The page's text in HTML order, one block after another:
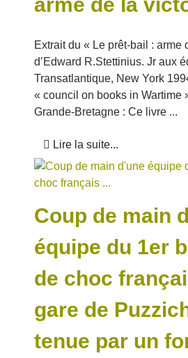
Extrait du « Le prêt-bail : arme
d’Edward R.Stettinius. Jr aux
Transatlantique, New York
« council on books in Wartime
Grande-Bretagne : Ce livre ...
Lire la suite...
Coup de main
équipe du 1er
de choc
gare de
tenue par un